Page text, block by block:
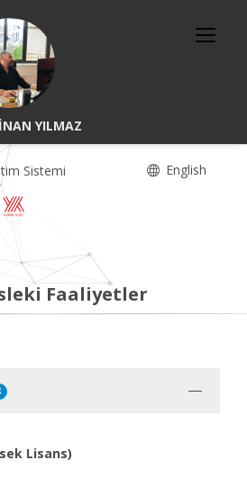
YILMAZ
Sistemi English
Faaliyetler
Lisans)